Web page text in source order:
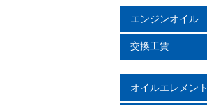
エンジンオイル
交換工賃
オイルエレメント